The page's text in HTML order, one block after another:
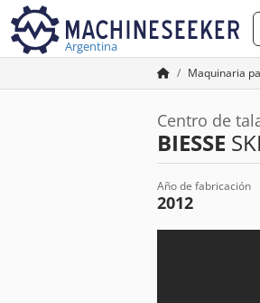
Argentina
Maquinaria
Centro de
BIESSE
Año de fabricación
2012